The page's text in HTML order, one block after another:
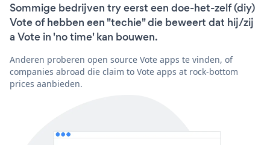
Sommige bedrijven try eerst een doe-het-zelf (diy)
Vote of hebben een "techie" die beweert dat hij/zij
a Vote in 'no time' kan bouwen.
Anderen proberen open source Vote apps te vinden, of
companies abroad die claim to Vote apps at rock-bottom
prices aanbieden.